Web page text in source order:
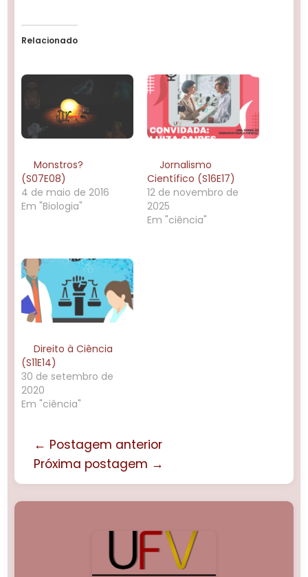
Relacionado
Monstros?
(S07E08)
4 de maio de 2016
Em "Biologia"
Jornalismo
Científico (S16E17)
12 de novembro de
2025
Em "ciência"
Direito à Ciência
(S11E14)
30 de setembro de
2020
Em "ciência"
← Postagem anterior
Próxima postagem →